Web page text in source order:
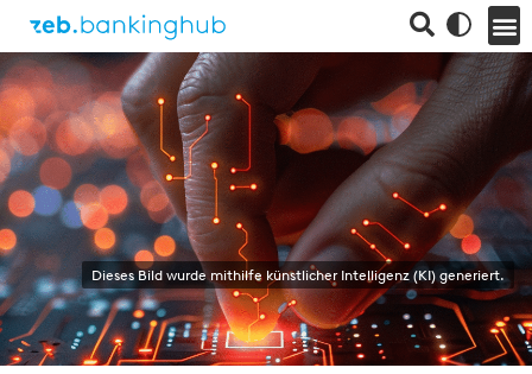
Dieses Bild wurde mithilfe künstlicher Intelligenz (KI) generiert.